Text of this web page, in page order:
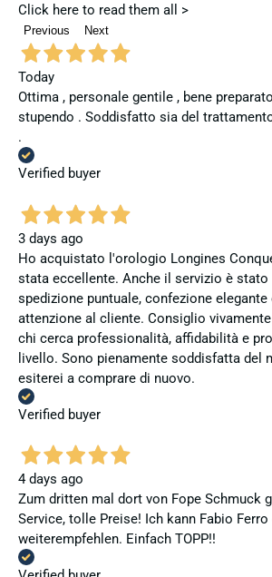
Click here to read them all >
Previous Next
Today
Ottima , personale gentile , bene
stupendo . Soddisfatto sia del
.
Verified buyer
3 days ago
Ho acquistato l'orologio Longines
stata eccellente. Anche il servizio è stato
spedizione puntuale, confezione elegante
attenzione al cliente. Consiglio
chi cerca professionalità, affidabilità e
livello. Sono pienamente soddisfatta del
esiterei a comprare di nuovo.
Verified buyer
4 days ago
Zum dritten mal dort von Fope Schmuck
Service, tolle Preise! Ich kann Fabio Ferro
weiterempfehlen. Einfach TOPP!!